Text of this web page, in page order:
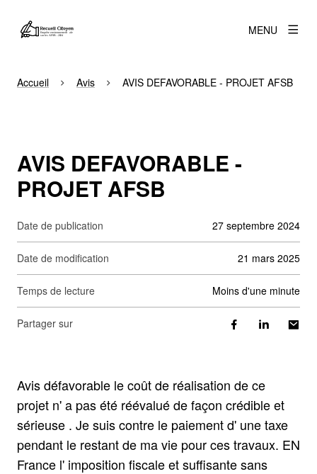
MENU
Accueil Avis AVIS DEFAVORABLE - PROJET AFSB
AVIS DEFAVORABLE -
PROJET AFSB
Date de publication 27 septembre 2024
Date de modification 21 mars 2025
Temps de lecture moins d'une minute
Partager sur
Avis défavorable le coût de réalisation de ce
projet n' a pas été réévalué de façon crédible et
sérieuse . Je suis contre le paiement d' une taxe
pendant le restant de ma vie pour ces travaux. EN
France l' imposition fiscale et suffisante sans